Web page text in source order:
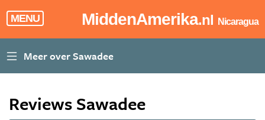
MENU MiddenAmerika.nl Nicaragua
Reviews Sawadee